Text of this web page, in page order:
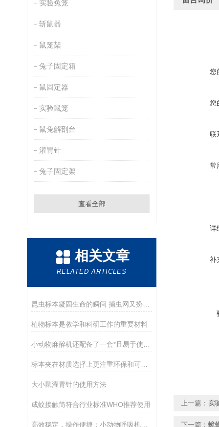
实验兔笼
斩鼠器
鼠笼架
兔子固定箱
鼠固定器
实验鼠笼
鼠兔解剖台
灌胃针
兔子固定架
查看全部
相关文章
RELATED ARTICLES
植物标本是教学和科研工作的重要材料
标本夹在材质选择上更注重环保和可持续性发展
大小鼠灌胃针的使用方法
成蚊接触筒符合行业标准WHO推荐使用
高效稳定，操作便捷：小动物呼吸机技术特点与优势分析
您
您
联
常
详
补
上一篇： 实
下一篇： 蟑